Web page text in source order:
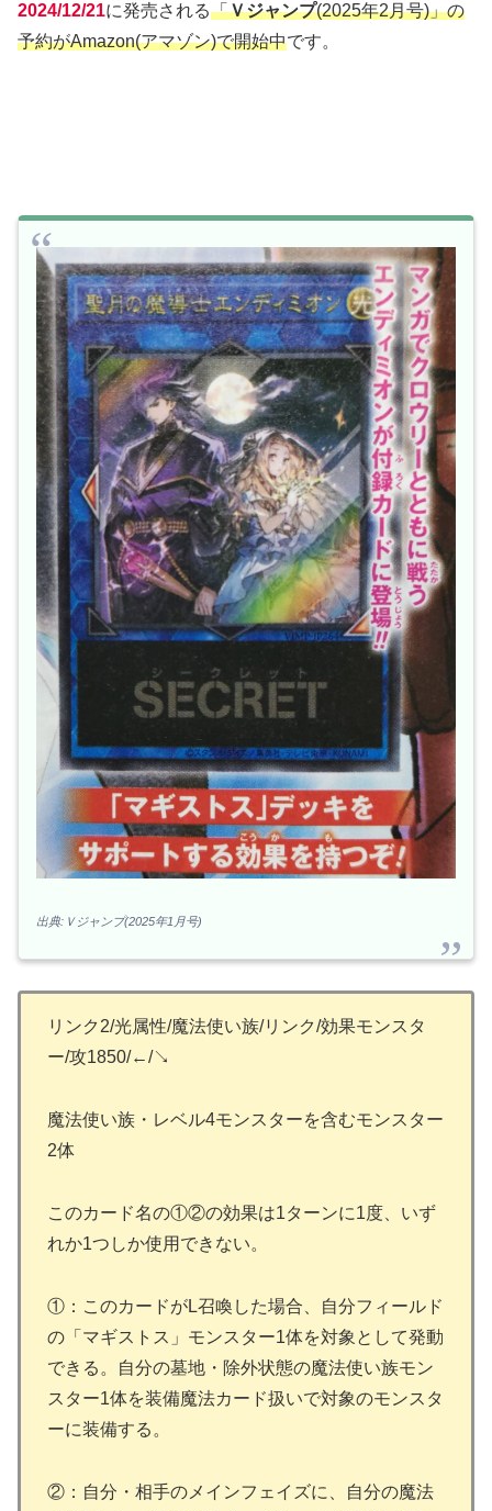
2024/12/21に発売される「Ｖジャンプ(2025年2月号)」の
予約がAmazon(アマゾン)で開始中です。
出典:Ｖジャンプ(2025年1月号)
リンク2/光属性/魔法使い族/リンク/効果モンスタ
ー/攻1850/←/↘
魔法使い族・レベル4モンスターを含むモンスター
2体
このカード名の①②の効果は1ターンに1度、いず
れか1つしか使用できない。
①：このカードがL召喚した場合、自分フィールド
の「マギストス」モンスター1体を対象として発動
できる。自分の墓地・除外状態の魔法使い族モン
スター1体を装備魔法カード扱いで対象のモンスタ
ーに装備する。
②：自分・相手のメインフェイズに、自分の魔法